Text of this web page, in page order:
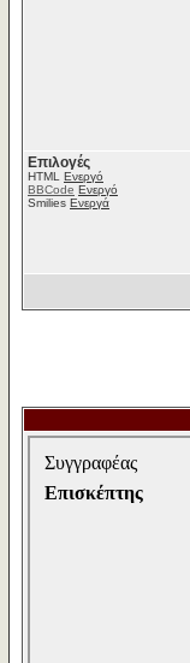
Επιλογές
HTML Ενεργό
BBCode Ενεργό
Smilies Ενεργά